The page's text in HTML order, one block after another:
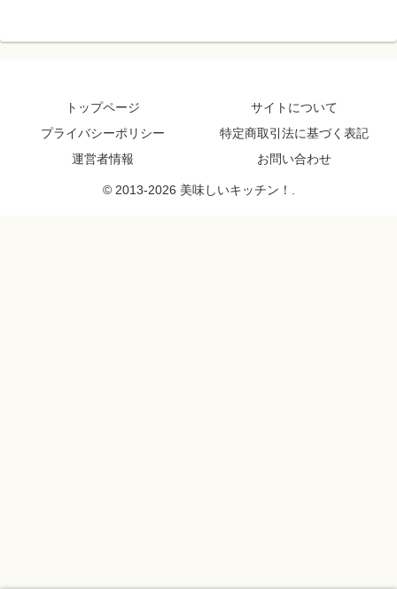
トップページ
サイトについて
プライバシーポリシー
特定商取引法に基づく表記
運営者情報
お問い合わせ
© 2013-2026 美味しいキッチン！.